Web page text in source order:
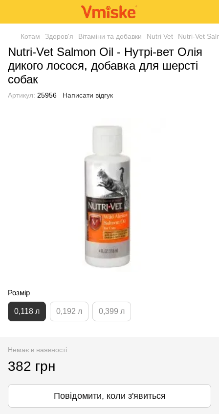
Котам Здоров'я Вітаміни та добавки Nutri Vet Nutri-Vet
Nutri-Vet Salmon Oil - Нутрі-вет Олія
дикого лосося, добавка для шерсті
собак
Артикул: 25956 Написати відгук
Розмір
0,118 л 0,192 л 0,399 л
Немає в наявності
382 грн
Повідомити, коли з'явиться